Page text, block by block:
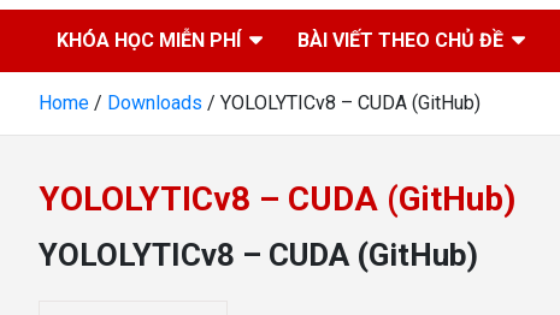
KHÓA HỌC MIỄN PHÍ BÀI VIẾT THEO CHỦ ĐỀ
Home Downloads YOLOLYTICv8 – CUDA (GitHub)
YOLOLYTICv8 – CUDA (GitHub)
YOLOLYTICv8 – CUDA (GitHub)